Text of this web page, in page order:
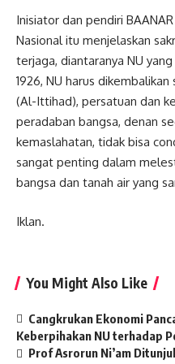
Inisiator dan pendiri
Nasional itu menjelaskan
terjaga, diantaranya NU
1926, NU harus
(Al-Ittihad), persatuan dan
peradaban bangsa, denan
kemaslahatan, tidak bisa
sangat penting dalam
bangsa dan tanah air yang
Iklan.
You Might Also Like
Cangkrukan Ekonomi
Keberpihakan NU terhadap
Prof Asrorun Ni’am